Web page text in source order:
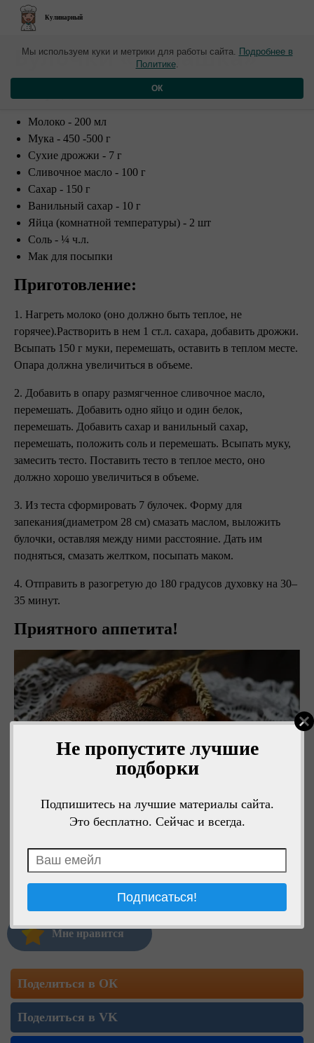
Не пропустите лучшие
подборки
Подпишитесь на лучшие материалы сайта.
Это бесплатно. Сейчас и всегда.
Кулинарный
​Булочки «Ромашка»
Молоко - 200 мл
Мука - 450 -500 г
Сухие дрожжи - 7 г
Сливочное масло - 100 г
Сахар - 150 г
Ванильный сахар - 10 г
Яйца (комнатной температуры) - 2 шт
Соль - ¼ ч.л.
Мак для посыпки
Приготовление:
1. Нагреть молоко (оно должно быть теплое, не
горячее).Растворить в нем 1 ст.л. сахара, добавить дрожжи.
Всыпать 150 г муки, перемешать, оставить в теплом месте.
Опара должна увеличиться в объеме.
2. Добавить в опару размягченное сливочное масло,
перемешать. Добавить одно яйцо и один белок,
перемешать. Добавить сахар и ванильный сахар,
перемешать, положить соль и перемешать. Всыпать муку,
замесить тесто. Поставить тесто в теплое место, оно
должно хорошо увеличиться в объеме.
3. Из теста сформировать 7 булочек. Форму для
запекания(диаметром 28 см) смазать маслом, выложить
булочки, оставляя между ними расстояние. Дать им
подняться, смазать желтком, посыпать маком.
4. Отправить в разогретую до 180 градусов духовку на 30–
35 минут.
Приятного аппетита!
Мне нравится
Поделиться в ОК
Поделиться в VK
Мы используем куки и метрики для работы сайта. Подробнее в
Политике.
ОК